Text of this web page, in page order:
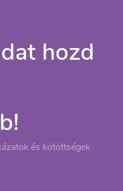
hozd
és kötöttségek